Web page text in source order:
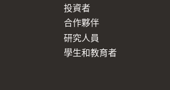
投資者
合作夥伴
研究人員
學生和教育者